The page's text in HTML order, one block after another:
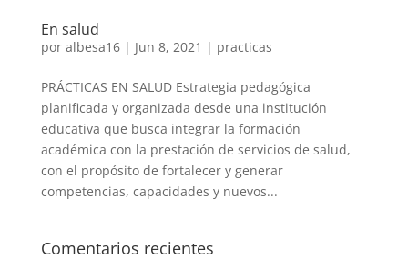
En salud
por albesa16| Jun 8, 2021 | practicas
PRÁCTICAS EN SALUD Estrategia pedagógica
planificada y organizada desde una institución
educativa que busca integrar la formación
académica con la prestación de servicios de salud,
con el propósito de fortalecer y generar
competencias, capacidades y nuevos...
Comentarios recientes